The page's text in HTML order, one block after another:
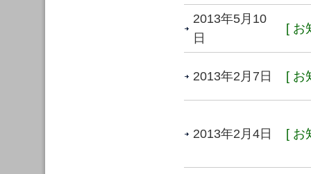
2013年5月10
日
[ お
2013年2月7日 [ お
2013年2月4日 [ お